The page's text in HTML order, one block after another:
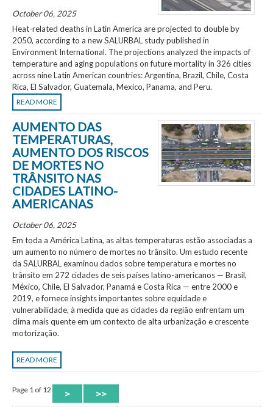
October 06, 2025
Heat-related deaths in Latin America are projected to double by
2050, according to a new SALURBAL study published in
Environment International. The projections analyzed the impacts of
temperature and aging populations on future mortality in 326 cities
across nine Latin American countries: Argentina, Brazil, Chile, Costa
Rica, El Salvador, Guatemala, Mexico, Panama, and Peru.
READ MORE
AUMENTO DAS
TEMPERATURAS,
AUMENTO DOS RISCOS
DE MORTES NO
TRÂNSITO NAS
CIDADES LATINO-
AMERICANAS
October 06, 2025
Em toda a América Latina, as altas temperaturas estão associadas a
um aumento no número de mortes no trânsito. Um estudo recente
da SALURBAL examinou dados sobre temperatura e mortes no
trânsito em 272 cidades de seis países latino-americanos — Brasil,
México, Chile, El Salvador, Panamá e Costa Rica — entre 2000 e
2019, e fornece insights importantes sobre equidade e
vulnerabilidade, à medida que as cidades da região enfrentam um
clima mais quente em um contexto de alta urbanização e crescente
motorização.
READ MORE
Page 1 of 12 > >>